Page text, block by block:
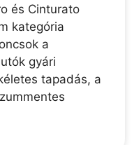
és Cinturato
kategória
a
gyári
tapadás, a